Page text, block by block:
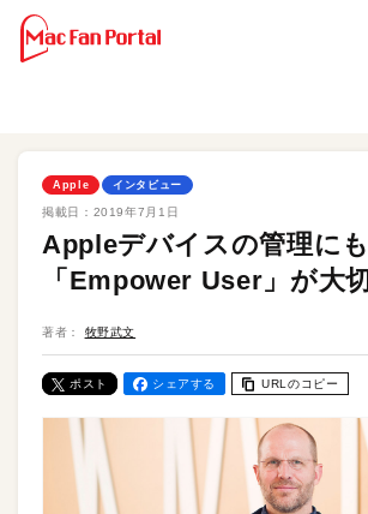
Apple インタビュー
掲載日： 2019年7月1日
Appleデバイスの管理にも
「Empower User」が大切
著者： 牧野武文
ポスト シェアする URLのコピー